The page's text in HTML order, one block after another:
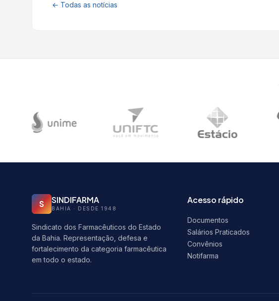
← Todas as notícias
S SINDIFARMA
BAHIA · DESDE 1948
Sindicato dos Farmacêuticos do Estado
da Bahia. Representação, defesa e
fortalecimento da categoria farmacêutica
em todo o estado.
Acesso rápido
Documentos
Salários Praticados
Convênios
Notifarma